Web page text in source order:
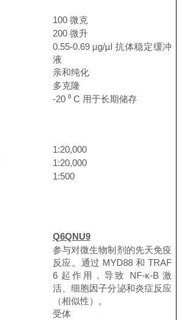
100 微克
200 微升
0.55-0.69 µg/µl 抗体稳定缓冲
液
亲和纯化
多克隆
-20 ⁰ C 用于长期储存
1:20,000
1:20,000
1:500
Q6QNU9
参与对微生物制剂的先天免疫
反应。 通过 MYD88 和 TRAF
6 起作用，导致 NF-κ-B 激
活、细胞因子分泌和炎症反应
（相似性）。
受体